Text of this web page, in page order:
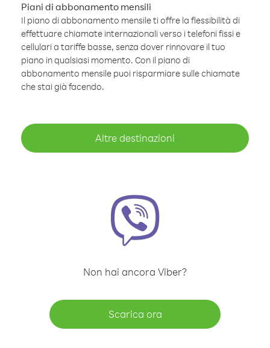
Piani di abbonamento mensili
Il piano di abbonamento mensile ti offre la flessibilità di
effettuare chiamate internazionali verso i telefoni fissi e
cellulari a tariffe basse, senza dover rinnovare il tuo
piano in qualsiasi momento. Con il piano di
abbonamento mensile puoi risparmiare sulle chiamate
che stai già facendo.
Altre destinazioni
Non hai ancora Viber?
Scarica ora